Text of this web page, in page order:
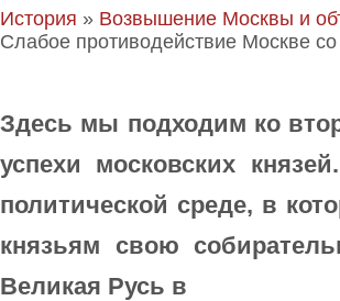
История » Возвышение Москвы и
Слабое противодействие Москве
Здесь мы подходим ко
успехи московских
политической среде, в
князьям свою
Великая Русь в